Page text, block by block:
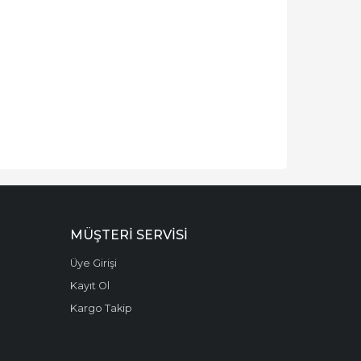
MÜŞTERI SERVISI
Üye Girişi
Kayıt Ol
Kargo Takip